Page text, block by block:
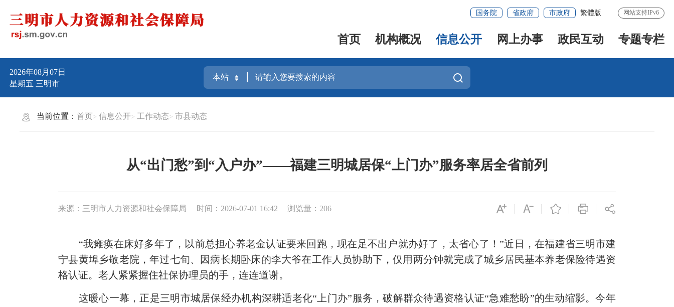
国务院 省政府 市政府 繁體版 网站支持IPv6
首页 机构概况 信息公开 网上办事 政民互动 专题专栏
2026年08月07日
星期五 三明市
当前位置：首页 信息公开 工作动态 市县动态
从“出门愁”到“入户办”——福建三明城居保“上门办”服务率居全省前列
来源：三明市人力资源和社会保障局 时间：2026-07-01 16:42 浏览量：206
“我瘫痪在床好多年了，以前总担心养老金认证要来回跑，现在足不出户就办好了，太省心了！”近日，在福建省三明市建
宁县黄埠乡敬老院，年过七旬、因病长期卧床的李大爷在工作人员协助下，仅用两分钟就完成了城乡居民基本养老保险待遇资
格认证。老人紧紧握住社保协理员的手，连连道谢。
这暖心一幕，正是三明市城居保经办机构深耕适老化“上门办”服务，破解群众待遇资格认证“急难愁盼”的生动缩影。今年